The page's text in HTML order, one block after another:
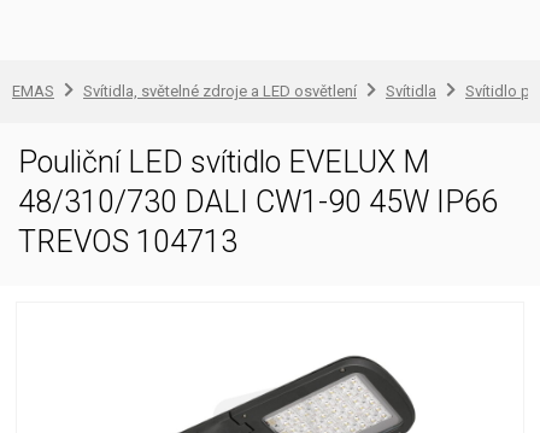
EMAS Svítidla, světelné zdroje a LED osvětlení Svítidla Svítidlo
Pouliční LED svítidlo EVELUX M
48/310/730 DALI CW1-90 45W IP66
TREVOS 104713